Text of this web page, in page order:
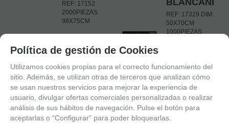
REF: 17152
2000PIEZAS
98X75CM
+
AÑADIR A
CESTA
REF: 17329 DIM:
50X70CM
1000PIEZAS
-
+
Política de gestión de Cookies
Utilizamos cookies propias para el correcto funcionamiento del
sitio. Además, se utilizan otras de terceros que analizan cómo
se usan nuestros servicios para mejorar la experiencia de
usuario, divulgar ofertas comerciales personalizadas o realizar
análisis de sus hábitos de navegación. Pulse el botón para
aceptarlas o “Configurar” para poder bloquearlas.